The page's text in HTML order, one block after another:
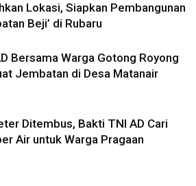
Lokasi, Siapkan Pembangunan
Beji’ di Rubaru
Bersama Warga Gotong Royong
Jembatan di Desa Matanair
Ditembus, Bakti TNI AD Cari
Air untuk Warga Pragaan